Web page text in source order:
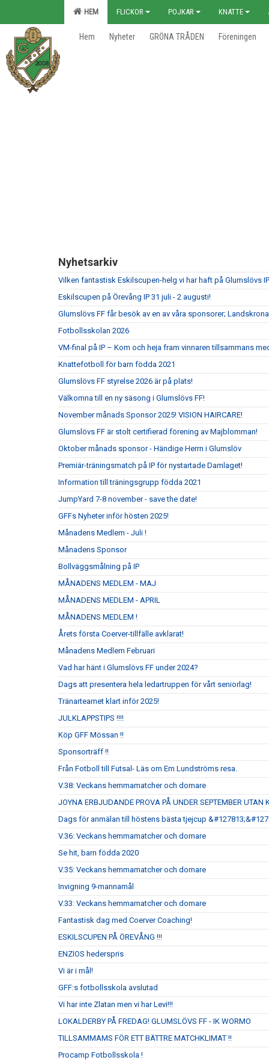
HEM FLICKOR POJKAR KNATTE
Hem Nyheter GRÖNA TRÅDEN Föreningen
Nyhetsarkiv
Vilken fantastisk Eskilscupen-helg vi har haft på Glumslövs
Eskilscupen på Örevång IP 31 juli - 2 augusti!
Glumslövs FF får besök av en av våra sponsorer;
Fotbollsskolan 2026
VM-final på IP – Kom och heja fram vinnaren tillsammans
Knattefotboll för barn födda 2021
Glumslövs FF styrelse 2026 är på plats!
Välkomna till en ny säsong i Glumslövs FF!
November månads Sponsor 2025! VISION HAIRCARE!
Glumslövs FF är stolt certifierad förening av Majblomman!
Oktober månads sponsor - Händige Herrn i Glumslöv
Premiär-träningsmatch på IP för nystartade Damlaget!
Information till träningsgrupp födda 2021
JumpYard 7-8 november - save the date!
GFFs Nyheter inför hösten 2025!
Månadens Medlem - Juli !
Månadens Sponsor
Bollväggsmålning på IP
MÅNADENS MEDLEM - MAJ
MÅNADENS MEDLEM - APRIL
MÅNADENS MEDLEM !
Årets första Coerver-tillfälle avklarat!
Månadens Medlem Februari
Vad har hänt i Glumslövs FF under 2024?
Dags att presentera hela ledartruppen för vårt seniorlag!
Tränarteamet klart inför 2025!
JULKLAPPSTIPS !!!!
Köp GFF Mössan !!
Sponsorträff !!
Från Fotboll till Futsal- Läs om Em Lundströms resa.
V.38: Veckans hemmamatcher och domare
JOYNA ERBJUDANDE PROVA PÅ UNDER SEPTEMBER UTAN
Dags för anmälan till höstens bästa tjejcup
V.36: Veckans hemmamatcher och domare
Se hit, barn födda 2020
V.35: Veckans hemmamatcher och domare
Invigning 9-mannamål
V.33: Veckans hemmamatcher och domare
Fantastisk dag med Coerver Coaching!
ESKILSCUPEN PÅ ÖREVÅNG !!!
ENZIOS hederspris
Vi är i mål!
GFF:s fotbollsskola avslutad
Vi har inte Zlatan men vi har Levi!!!
LOKALDERBY PÅ FREDAG! GLUMSLÖVS FF - IK WORMO
TILLSAMMAMS FÖR ETT BÄTTRE MATCHKLIMAT !!
Procamp Fotbollsskola !